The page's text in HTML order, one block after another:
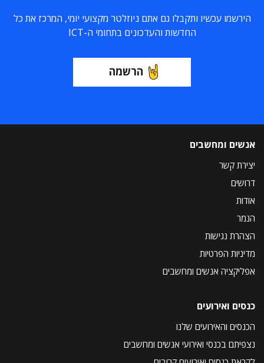
הירשמו עכשיו ותקבלו גם אתם ניוזלטר מקצועי יומי, המרכז את כל
החדשות והעדכונים בתחומי ה-ICT
הרשמה
אנשים ומחשבים
יצירת קשר
דרושים
אודות
הנמר
הצהרת נגישות
מדיניות הפרטיות
אפליקציה אנשים ומחשבים
כנסים ואירועים
הכנסים והאירועים שלנו
נצפיתם בכנסי ואירועי אנשים ומחשבים